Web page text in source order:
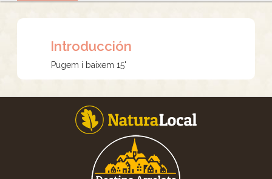
Introducción
Pugem i baixem 15'